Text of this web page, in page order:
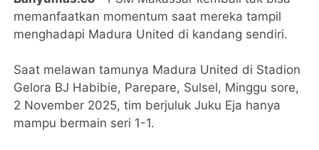
memanfaatkan momentum saat mereka tampil
menghadapi Madura United di kandang sendiri.
Saat melawan tamunya Madura United di Stadion
Gelora BJ Habibie, Parepare, Sulsel, Minggu sore,
2 November 2025, tim berjuluk Juku Eja hanya
mampu bermain seri 1-1.